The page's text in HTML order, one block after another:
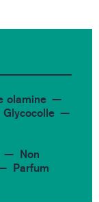
olamine
Glycocolle
Non
Parfum